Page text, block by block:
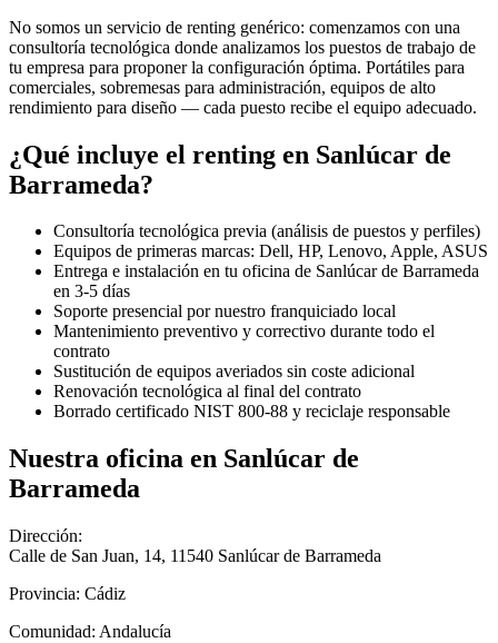
No somos un servicio de renting genérico: comenzamos con una
consultoría tecnológica donde analizamos los puestos de trabajo de
tu empresa para proponer la configuración óptima. Portátiles para
comerciales, sobremesas para administración, equipos de alto
rendimiento para diseño — cada puesto recibe el equipo adecuado.
¿Qué incluye el renting en Sanlúcar de
Barrameda?
Consultoría tecnológica previa (análisis de puestos y perfiles)
Equipos de primeras marcas: Dell, HP, Lenovo, Apple, ASUS
Entrega e instalación en tu oficina de Sanlúcar de Barrameda
en 3-5 días
Soporte presencial por nuestro franquiciado local
Mantenimiento preventivo y correctivo durante todo el
contrato
Sustitución de equipos averiados sin coste adicional
Renovación tecnológica al final del contrato
Borrado certificado NIST 800-88 y reciclaje responsable
Nuestra oficina en Sanlúcar de
Barrameda
Dirección:
Calle de San Juan, 14, 11540 Sanlúcar de Barrameda
Provincia: Cádiz
Comunidad: Andalucía